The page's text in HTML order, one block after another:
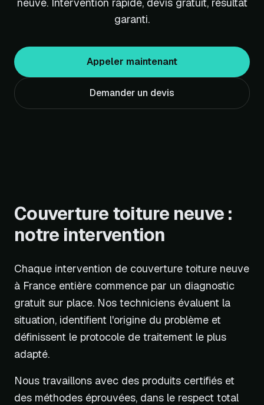
garanti.
Appeler maintenant
Demander un devis
Couverture toiture neuve :
notre intervention
Chaque intervention de couverture toiture neuve
à France entière commence par un diagnostic
gratuit sur place. Nos techniciens évaluent la
situation, identifient l'origine du problème et
définissent le protocole de traitement le plus
adapté.
Nous travaillons avec des produits certifiés et
des méthodes éprouvées, dans le respect total